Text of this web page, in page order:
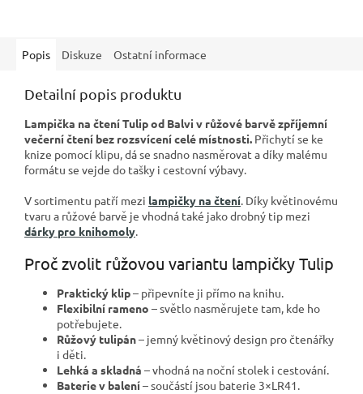
Popis Diskuze Ostatní informace
Detailní popis produktu
Lampička na čtení Tulip od Balvi v růžové barvě zpříjemní
večerní čtení bez rozsvícení celé místnosti. Přichytí se ke
knize pomocí klipu, dá se snadno nasměrovat a díky malému
formátu se vejde do tašky i cestovní výbavy.
V sortimentu patří mezi lampičky na čtení. Díky květinovému
tvaru a růžové barvě je vhodná také jako drobný tip mezi
dárky pro knihomoly.
Proč zvolit růžovou variantu lampičky Tulip
Praktický klip– připevníte ji přímo na knihu.
Flexibilní rameno – světlo nasměrujete tam, kde ho
potřebujete.
Růžový tulipán– jemný květinový design pro čtenářky
i děti.
Lehká a skladná – vhodná na noční stolek i cestování.
Baterie v balení– součástí jsou baterie 3×LR41.